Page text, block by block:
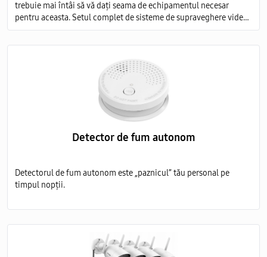
trebuie mai întâi să vă dați seama de echipamentul necesar
pentru aceasta. Setul complet de sisteme de supraveghere video
include mai multe elemente obligatorii:
Detector de fum autonom
Detectorul de fum autonom este „paznicul” tău personal pe
timpul nopții.